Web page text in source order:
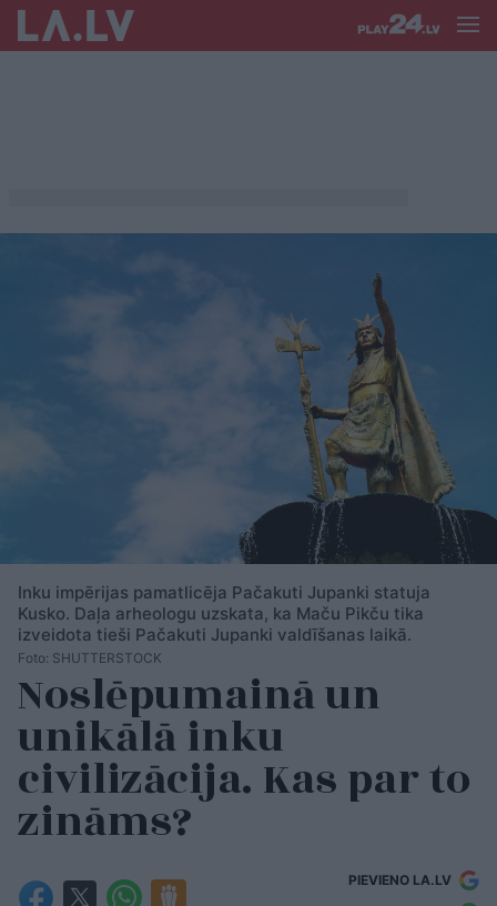
Inku impērijas pamatlicēja Pačakuti Jupanki statuja
Kusko. Daļa arheologu uzskata, ka Maču Pikču tika
izveidota tieši Pačakuti Jupanki valdīšanas laikā.
Foto: SHUTTERSTOCK
Noslēpumainā un
unikālā inku
civilizācija. Kas par to
zināms?
PIEVIENO LA.LV